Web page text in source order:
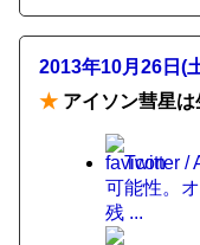
2013年10月26日(
★ アイソン彗星
Twitter /
可能性。
残 ...